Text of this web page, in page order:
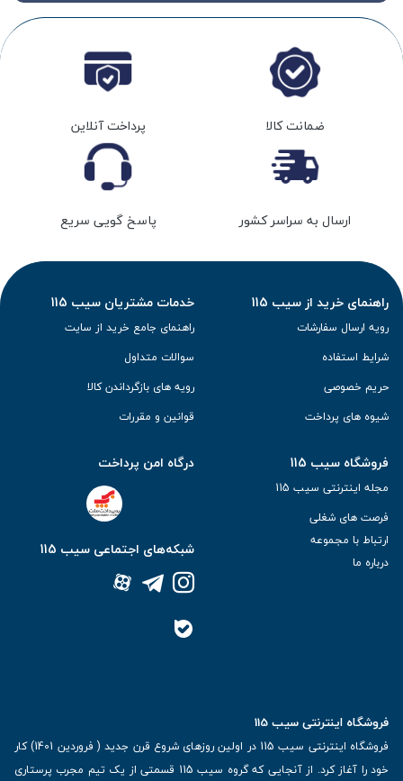
ضمانت کالا پرداخت آنلاین
ارسال به سراسر کشور پاسخ گویی سریع
راهنمای خرید از سیب 115
رویه ارسال سفارشات
شرایط استفاده
حریم خصوصی
شیوه های پرداخت
خدمات مشتریان سیب 115
راهنمای جامع خرید از سایت
سوالات متداول
رویه های بازگرداندن کالا
قوانین و مقررات
فروشگاه سیب 115
مجله اینترنتی سیب 115
فرصت های شغلی
ارتباط با مجموعه
درباره ما
درگاه امن پرداخت
شبکه‌های اجتماعی سیب 115
فروشگاه اینترنتی سیب 115
فروشگاه اینترنتی سیب 115 در اولین روزهای شروع قرن جدید ( فروردین 1401) کار
خود را آغاز کرد. از آنجایی که گروه سیب 115 قسمتی از یک تیم مجرب پرستاری